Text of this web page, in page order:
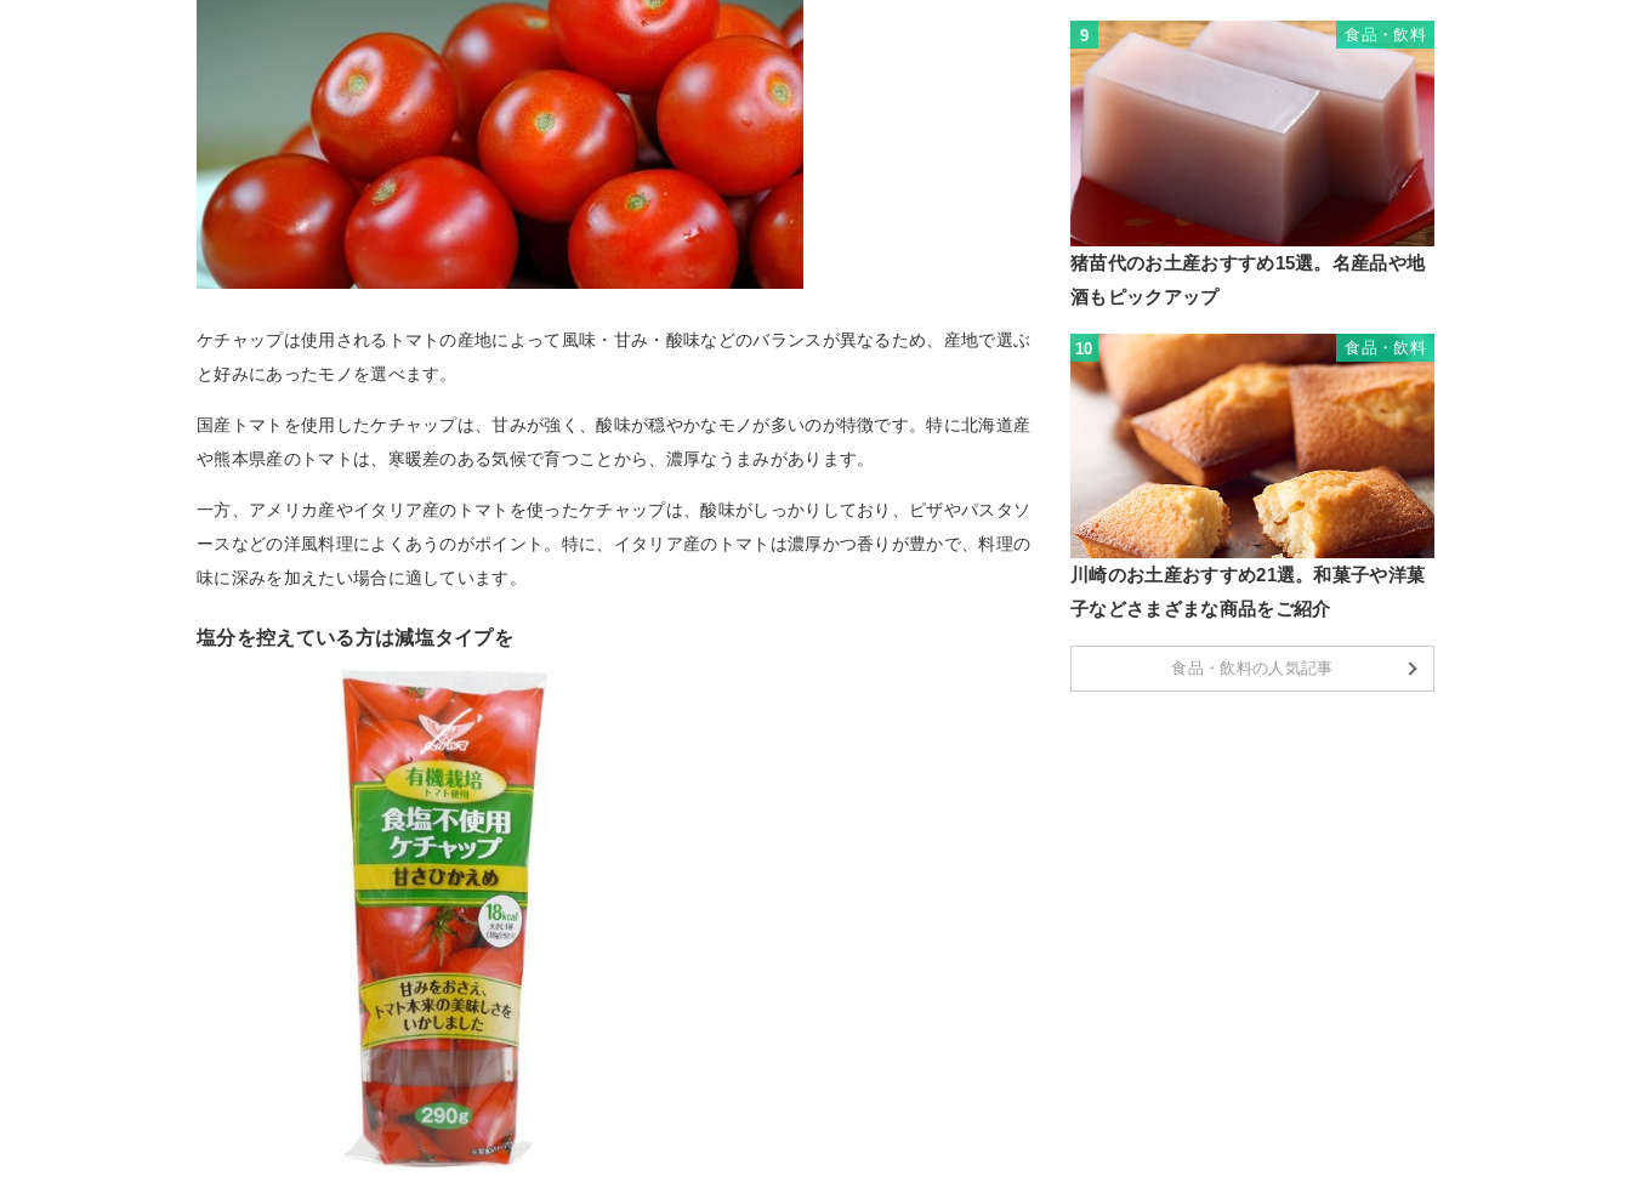
ケチャップは使用されるトマトの産地によって風味・甘み・酸味などのバランスが異なるため、産地で選ぶ
と好みにあったモノを選べます。
国産トマトを使用したケチャップは、甘みが強く、酸味が穏やかなモノが多いのが特徴です。特に北海道産
や熊本県産のトマトは、寒暖差のある気候で育つことから、濃厚なうまみがあります。
一方、アメリカ産やイタリア産のトマトを使ったケチャップは、酸味がしっかりしており、ピザやパスタソ
ースなどの洋風料理によくあうのがポイント。特に、イタリア産のトマトは濃厚かつ香りが豊かで、料理の
味に深みを加えたい場合に適しています。
塩分を控えている方は減塩タイプを
9 食品・飲料
猪苗代のお土産おすすめ15選。名産品や地
酒もピックアップ
10 食品・飲料
川崎のお土産おすすめ21選。和菓子や洋菓
子などさまざまな商品をご紹介
食品・飲料の人気記事